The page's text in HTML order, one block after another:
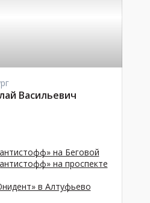
Васильевич
на Беговой
на проспекте
в Алтуфьево